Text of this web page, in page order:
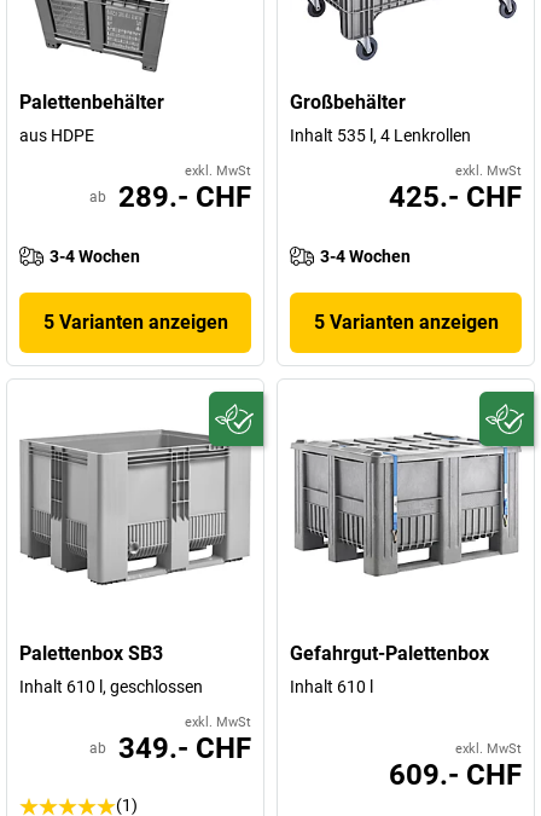
Palettenbehälter
aus HDPE
exkl. MwSt
ab 289.- CHF
3-4 Wochen
5 Varianten anzeigen
Großbehälter
Inhalt 535 l, 4 Lenkrollen
exkl. MwSt
425.- CHF
3-4 Wochen
5 Varianten anzeigen
Palettenbox SB3
Inhalt 610 l, geschlossen
exkl. MwSt
ab 349.- CHF
(1)
Gefahrgut-Palettenbox
Inhalt 610 l
exkl. MwSt
609.- CHF